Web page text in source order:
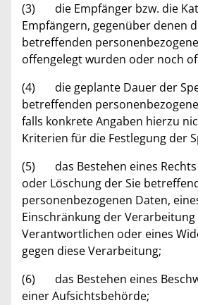
(3) die Empfänger bzw. die
Empfängern, gegenüber denen
betreffenden
offengelegt wurden oder noch
(4) die geplante Dauer der
betreffenden
falls konkrete Angaben hierzu
Kriterien für die Festlegung der
(5) das Bestehen eines Rechts
oder Löschung der Sie
personenbezogenen Daten,
Einschränkung der
Verantwortlichen oder eines
gegen diese Verarbeitung;
(6) das Bestehen eines
einer Aufsichtsbehörde;